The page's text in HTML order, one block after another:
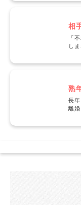
相
「
し
熟
長
離